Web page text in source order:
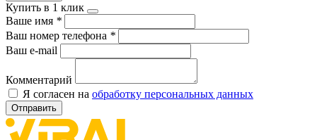
Купить в 1 клик
Ваше имя *
Ваш номер телефона *
Ваш e-mail
Комментарий
Я согласен на обработку персональных данных
Отправить